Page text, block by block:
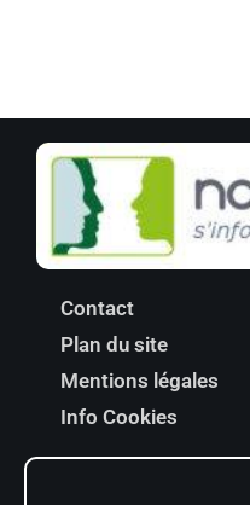
Contact
Plan du site
Mentions légales
Info Cookies